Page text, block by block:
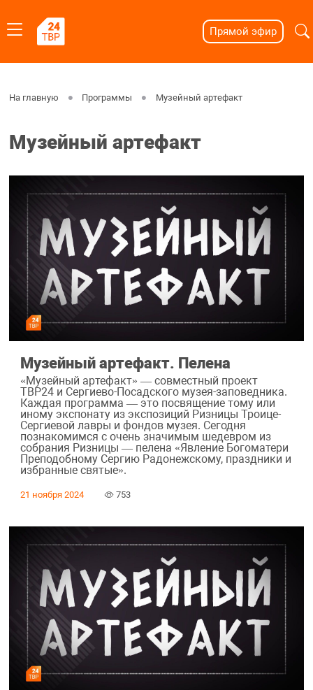
Прямой эфир
На главную Программы Музейный артефакт
Музейный артефакт
Музейный артефакт. Пелена
«Музейный артефакт» — совместный проект
ТВР24 и Сергиево-Посадского музея-заповедника.
Каждая программа — это посвящение тому или
иному экспонату из экспозиций Ризницы Троице-
Сергиевой лавры и фондов музея. Сегодня
познакомимся с очень значимым шедевром из
собрания Ризницы — пелена «Явление Богоматери
Преподобному Сергию Радонежскому, праздники и
избранные святые».
21 ноября 2024 753